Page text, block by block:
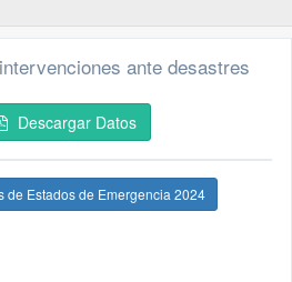
ante desastres
Descargar Datos
de Estados de Emergencia 2024